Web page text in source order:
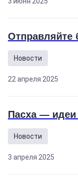
Отправляйте
Новости
22 апреля 2025
Пасха — идеи
Новости
3 апреля 2025